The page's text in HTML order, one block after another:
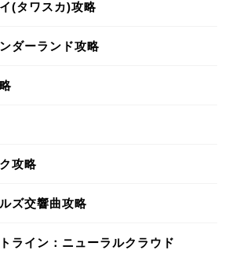
(タワスカ)攻略
ダーランド攻略
攻略
ズ交響曲攻略
ライン：ニューラルクラウド